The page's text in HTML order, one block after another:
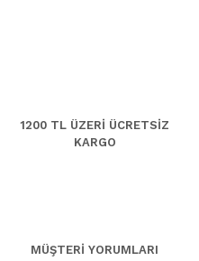
1200 TL ÜZERİ ÜCRETSİZ
KARGO
MÜŞTERİ YORUMLARI